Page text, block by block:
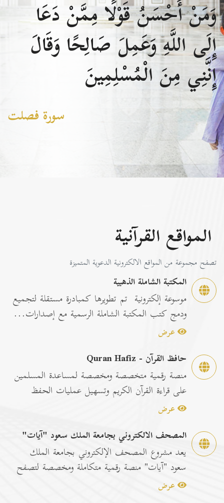
وَمَنْ أَحْسَنُ قَوْلًا مِمَّنْ دَعَا
إِلَى اللَّهِ وَعَمِلَ صَالِحًا وَقَالَ
إِنَّنِي مِنَ الْمُسْلِمِينَ
سورة فصلت
المواقع القرآنية
تصفح مجموعة من المواقع الالكترونية الدعوية المتميزة
المكتبة الشاملة الذهبية
موسوعة إلكترونية تم تطويرها كمبادرة مستقلة لتجميع
ودمج كتب المكتبة الشاملة الرسمية مع إصدارات...
عرض
حافظ القرآن - Quran Hafiz
منصة رقمية متخصصة ومخصصة لمساعدة المسلمين
على قراءة القرآن الكريم وتسهيل عمليات الحفظ
والمراجعة عبر...
عرض
المصحف الالكتروني بجامعة الملك سعود "آيات"
يعد مشروع المصحف الإلكتروني بجامعة الملك
سعود "آيات" منصة رقمية متكاملة ومخصصة لتصفح
وقراءة القرآن ا...
عرض